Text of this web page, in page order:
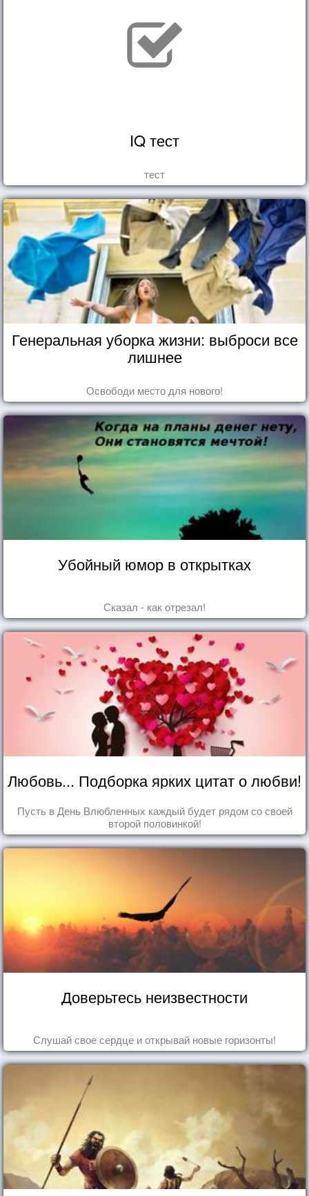
IQ тест
тест
Генеральная уборка жизни: выброси все
лишнее
Освободи место для нового!
Убойный юмор в открытках
Сказал - как отрезал!
Любовь... Подборка ярких цитат о любви!
Пусть в День Влюбленных каждый будет рядом со своей
второй половинкой!
Доверьтесь неизвестности
Слушай свое сердце и открывай новые горизонты!